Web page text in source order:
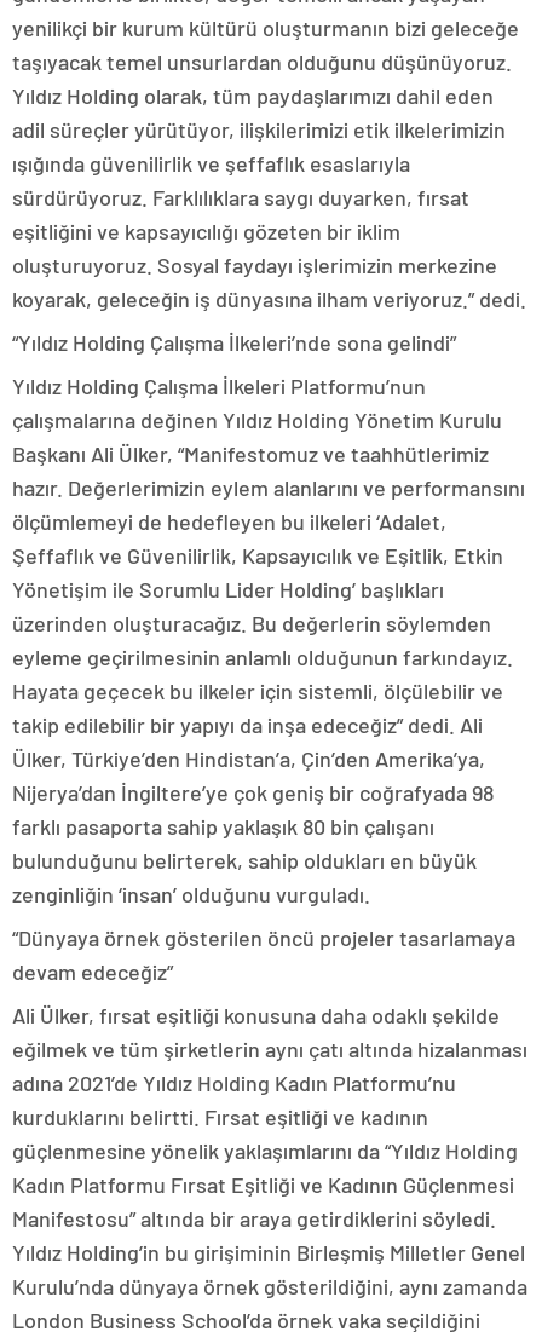
yenilikçi bir kurum kültürü oluşturmanın bizi geleceğe
taşıyacak temel unsurlardan olduğunu düşünüyoruz.
Yıldız Holding olarak, tüm paydaşlarımızı dahil eden
adil süreçler yürütüyor, ilişkilerimizi etik ilkelerimizin
ışığında güvenilirlik ve şeffaflık esaslarıyla
sürdürüyoruz. Farklılıklara saygı duyarken, fırsat
eşitliğini ve kapsayıcılığı gözeten bir iklim
oluşturuyoruz. Sosyal faydayı işlerimizin merkezine
koyarak, geleceğin iş dünyasına ilham veriyoruz.” dedi.
“Yıldız Holding Çalışma İlkeleri’nde sona gelindi”
Yıldız Holding Çalışma İlkeleri Platformu’nun
çalışmalarına değinen Yıldız Holding Yönetim Kurulu
Başkanı Ali Ülker, “Manifestomuz ve taahhütlerimiz
hazır. Değerlerimizin eylem alanlarını ve performansını
ölçümlemeyi de hedefleyen bu ilkeleri ‘Adalet,
Şeffaflık ve Güvenilirlik, Kapsayıcılık ve Eşitlik, Etkin
Yönetişim ile Sorumlu Lider Holding’ başlıkları
üzerinden oluşturacağız. Bu değerlerin söylemden
eyleme geçirilmesinin anlamlı olduğunun farkındayız.
Hayata geçecek bu ilkeler için sistemli, ölçülebilir ve
takip edilebilir bir yapıyı da inşa edeceğiz” dedi. Ali
Ülker, Türkiye’den Hindistan’a, Çin’den Amerika’ya,
Nijerya’dan İngiltere’ye çok geniş bir coğrafyada 98
farklı pasaporta sahip yaklaşık 80 bin çalışanı
bulunduğunu belirterek, sahip oldukları en büyük
zenginliğin ‘insan’ olduğunu vurguladı.
“Dünyaya örnek gösterilen öncü projeler tasarlamaya
devam edeceğiz”
Ali Ülker, fırsat eşitliği konusuna daha odaklı şekilde
eğilmek ve tüm şirketlerin aynı çatı altında hizalanması
adına 2021’de Yıldız Holding Kadın Platformu’nu
kurduklarını belirtti. Fırsat eşitliği ve kadının
güçlenmesine yönelik yaklaşımlarını da “Yıldız Holding
Kadın Platformu Fırsat Eşitliği ve Kadının Güçlenmesi
Manifestosu” altında bir araya getirdiklerini söyledi.
Yıldız Holding’in bu girişiminin Birleşmiş Milletler Genel
Kurulu’nda dünyaya örnek gösterildiğini, aynı zamanda
London Business School’da örnek vaka seçildiğini